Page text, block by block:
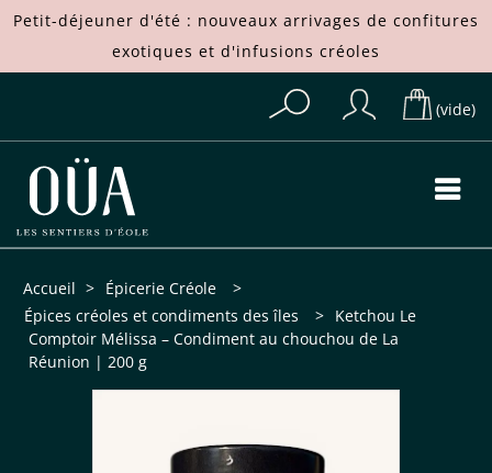
Petit-déjeuner d'été : nouveaux arrivages de confitures
exotiques et d'infusions créoles
(vide)
Accueil > Épicerie Créole
>
Épices créoles et condiments des îles
> Ketchou Le
Comptoir Mélissa – Condiment au chouchou de La
Réunion | 200 g